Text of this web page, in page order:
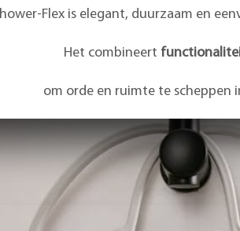
Flex is elegant, duurzaam en
Het combineert
om orde en ruimte te scheppen